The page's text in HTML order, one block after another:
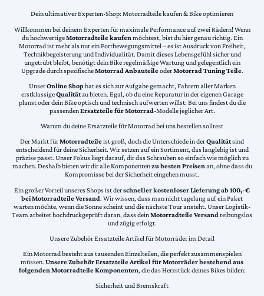
Dein ultimativer Experten-Shop: Motorradteile kaufen & Bike optimieren
Willkommen bei deinem Experten für maximale Performance auf zwei Rädern! Wenn
du hochwertigeMotorradteile kaufen möchtest, bist du hier genau richtig. Ein
Motorrad ist mehr als nur ein Fortbewegungsmittel – es ist Ausdruck von Freiheit,
Technikbegeisterung und Individualität. Damit dieses Lebensgefühl sicher und
ungetrübt bleibt, benötigt dein Bike regelmäßige Wartung und gelegentlich ein
Upgrade durch spezifischeMotorrad AnbauteileoderMotorrad Tuning Teile.
UnserOnline Shophat es sich zur Aufgabe gemacht, Fahrern aller Marken
erstklassigeQualitätzu bieten. Egal, ob du eine Reparatur in der eigenen Garage
planst oder dein Bike optisch und technisch aufwerten willst: Bei uns findest du die
passendenErsatzteile für Motorrad-Modelle jeglicher Art.
Warum du deine Ersatzteile für Motorrad bei uns bestellen solltest
Der Markt fürMotorradteileist groß, doch die Unterschiede in derQualitätsind
entscheidend für deine Sicherheit. Wir setzen auf ein Sortiment, das langlebig ist und
präzise passt. Unser Fokus liegt darauf, dir das Schrauben so einfach wie möglich zu
machen. Deshalb bieten wir dir alle Komponentenzu besten Preisenan, ohne dass du
Kompromisse bei der Sicherheit eingehen musst.
Ein großer Vorteil unseres Shops ist derschneller kostenloser Lieferung ab 100,-€
bei Motorradteile Versand. Wir wissen, dass man nicht tagelang auf ein Paket
warten möchte, wenn die Sonne scheint und die nächste Tour ansteht. Unser Logistik-
Team arbeitet hochdruckgeprüft daran, dass deinMotorradteile Versand reibungslos
und zügig erfolgt.
Unsere Zubehör Ersatzteile Artikel für Motorräder im Detail
Ein Motorrad besteht aus tausenden Einzelteilen, die perfekt zusammenspielen
müssen. Unsere Zubehör Ersatzteile Artikel für Motorräder bestehend aus
folgenden Motorradteile Komponenten, die das Herzstück deines Bikes bilden:
Sicherheit und Bremskraft